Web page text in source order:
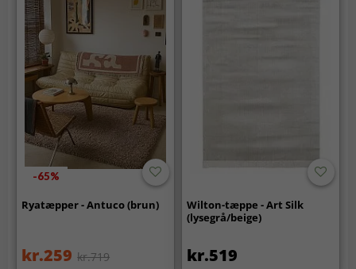
-65%
Ryatæpper - Antuco (brun)
kr.259 kr.719
Wilton-tæppe - Art Silk
(lysegrå/beige)
kr.519